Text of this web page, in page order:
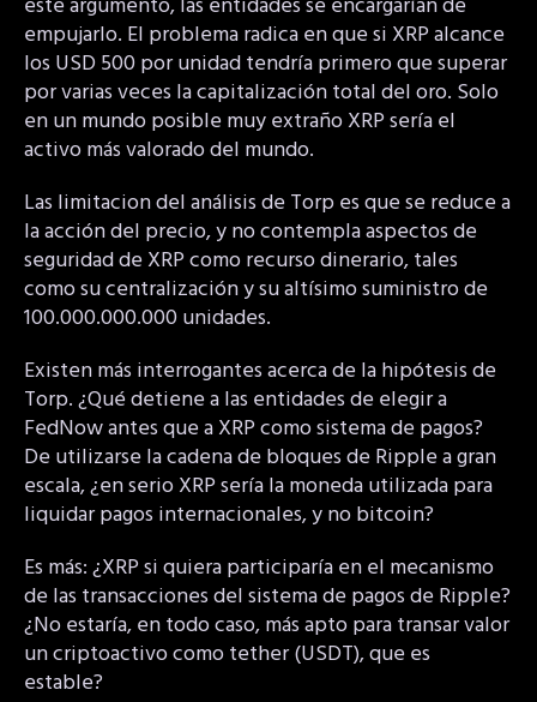
empujarlo. El problema radica en que si XRP alcance
los USD 500 por unidad tendría primero que superar
por varias veces la capitalización total del oro. Solo
en un mundo posible muy extraño XRP sería el
activo más valorado del mundo.
Las limitacion del análisis de Torp es que se reduce a
la acción del precio, y no contempla aspectos de
seguridad de XRP como recurso dinerario, tales
como su centralización y su altísimo suministro de
100.000.000.000 unidades.
Existen más interrogantes acerca de la hipótesis de
Torp. ¿Qué detiene a las entidades de elegir a
FedNow antes que a XRP como sistema de pagos?
De utilizarse la cadena de bloques de Ripple a gran
escala, ¿en serio XRP sería la moneda utilizada para
liquidar pagos internacionales, y no bitcoin?
Es más: ¿XRP si quiera participaría en el mecanismo
de las transacciones del sistema de pagos de Ripple?
¿No estaría, en todo caso, más apto para transar valor
un criptoactivo como tether (USDT), que es
estable?